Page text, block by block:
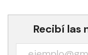
Recibí las